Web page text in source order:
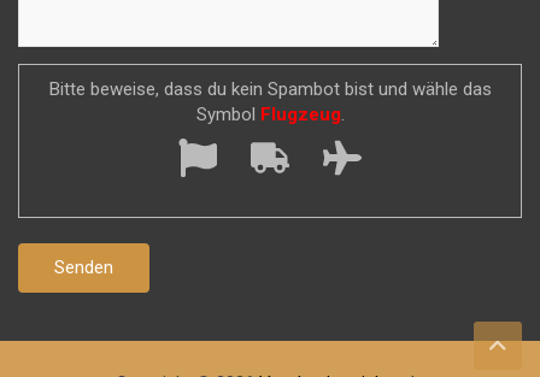
Bitte beweise, dass du kein Spambot bist und wähle das
Symbol Flugzeug.